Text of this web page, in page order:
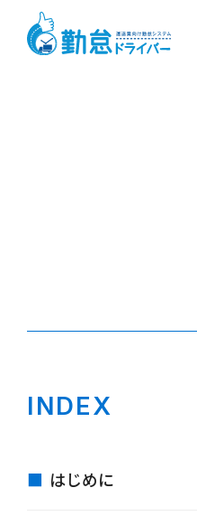
INDEX
はじめに